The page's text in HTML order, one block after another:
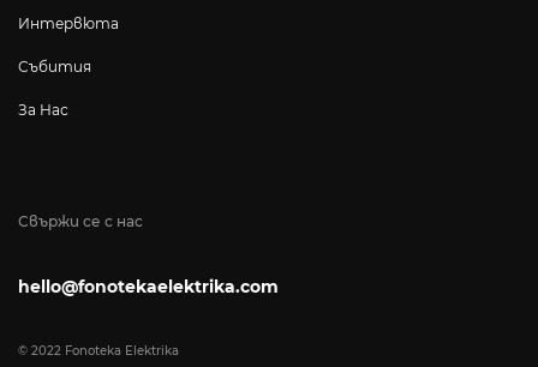
Свържи се с нас
hello@fonotekaelektrika.com
© 2022 Fonoteka Elektrika
Интервюта
Събития
За Нас